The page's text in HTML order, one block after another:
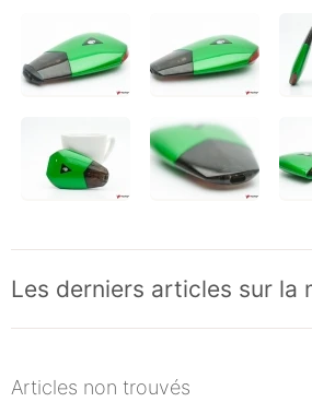
Les derniers articles sur la
Articles non trouvés